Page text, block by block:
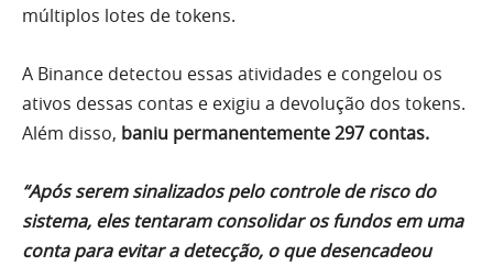
múltiplos lotes de tokens.
A Binance detectou essas atividades e congelou os
ativos dessas contas e exigiu a devolução dos tokens.
Além disso, baniu permanentemente 297 contas.
“Após serem sinalizados pelo controle de risco do
sistema, eles tentaram consolidar os fundos em uma
conta para evitar a detecção, o que desencadeou